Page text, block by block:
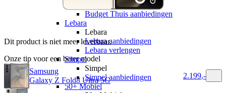
Budget Thuis
Budget Thuis aanbiedingen
Lebara
Lebara
Lebara aanbiedingen
Lebara verlengen
Simpel
Simpel
Simpel aanbiedingen
50+ Mobiel
Dit product is niet meer leverbaar.
Onze tip voor een beter model
Samsung
Galaxy Z Fold8 Ultra 5G
2.199,-